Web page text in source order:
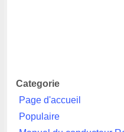
Categorie
Page d'accueil
Populaire